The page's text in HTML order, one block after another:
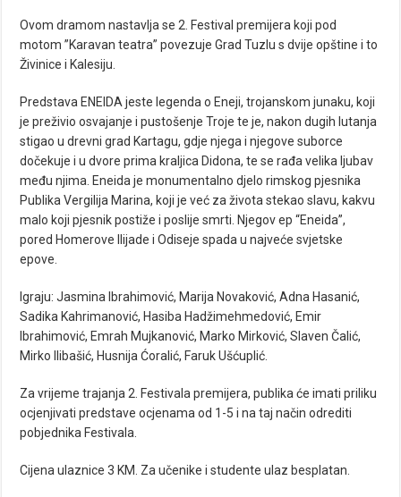
Ovom dramom nastavlja se 2. Festival premijera koji pod
motom ”Karavan teatra” povezuje Grad Tuzlu s dvije opštine i to
Živinice i Kalesiju.
Predstava ENEIDA jeste legenda o Eneji, trojanskom junaku, koji
je preživio osvajanje i pustošenje Troje te je, nakon dugih lutanja
stigao u drevni grad Kartagu, gdje njega i njegove suborce
dočekuje i u dvore prima kraljica Didona, te se rađa velika ljubav
među njima. Eneida je monumentalno djelo rimskog pjesnika
Publika Vergilija Marina, koji je već za života stekao slavu, kakvu
malo koji pjesnik postiže i poslije smrti. Njegov ep “Eneida”,
pored Homerove Ilijade i Odiseje spada u najveće svjetske
epove.
Igraju: Jasmina Ibrahimović, Marija Novaković, Adna Hasanić,
Sadika Kahrimanović, Hasiba Hadžimehmedović, Emir
Ibrahimović, Emrah Mujkanović, Marko Mirković, Slaven Čalić,
Mirko Ilibašić, Husnija Ćoralić, Faruk Ušćuplić.
Za vrijeme trajanja 2. Festivala premijera, publika će imati priliku
ocjenjivati predstave ocjenama od 1-5 i na taj način odrediti
pobjednika Festivala.
Cijena ulaznice 3 KM. Za učenike i studente ulaz besplatan.